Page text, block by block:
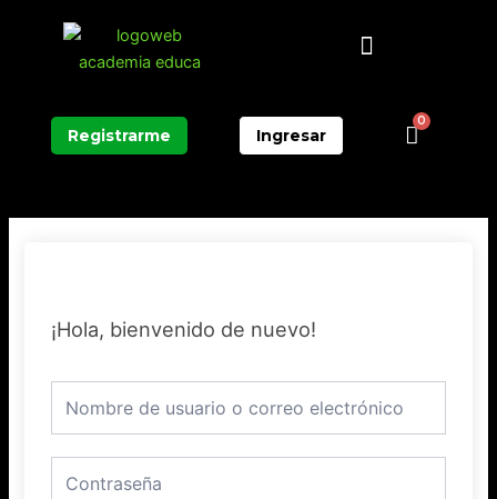
Menú
Registrarme Ingresar
0
¡Hola, bienvenido de nuevo!